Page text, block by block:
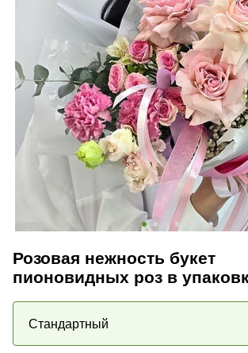
Розовая нежность букет
пионовидных роз в
Стандартный